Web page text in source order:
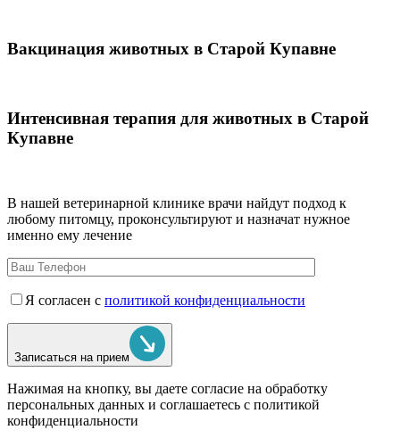
Вакцинация животных в Старой Купавне
Интенсивная терапия для животных в Старой
Купавне
В нашей ветеринарной клинике врачи найдут подход к
любому питомцу, проконсультируют и назначат нужное
именно ему лечение
Я согласен с политикой конфиденциальности
Записаться на прием
Нажимая на кнопку, вы даете согласие на обработку
персональных данных и соглашаетесь c политикой
конфиденциальности